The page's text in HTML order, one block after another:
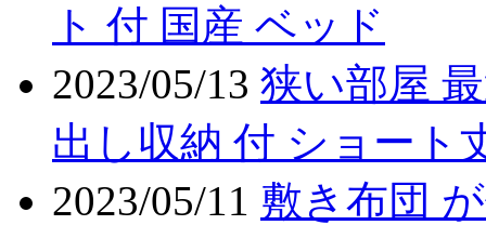
ト 付 国産 ベッド
2023/05/13 狭い部屋
出し収納 付 ショート
2023/05/11 敷き布団